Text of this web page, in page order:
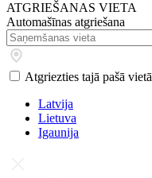
ATGRIEŠANAS VIETA
Automašīnas atgriešana
Atgriezties tajā pašā vietā
Latvijа
Lietuva
Igaunija